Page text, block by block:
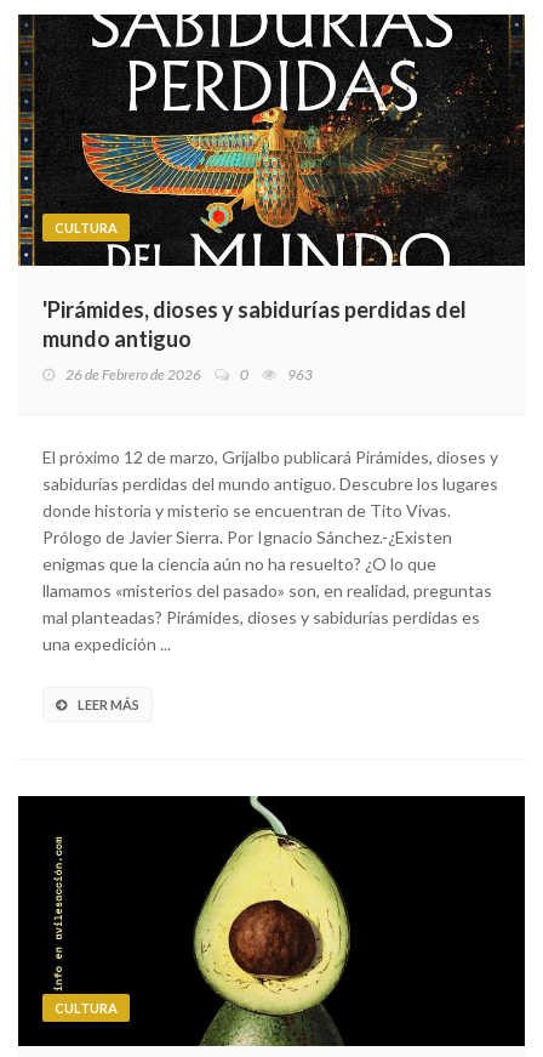
CULTURA
'Pirámides, dioses y sabidurías perdidas del
mundo antiguo
26 de Febrero de 2026 0 963
El próximo 12 de marzo, Grijalbo publicará Pirámides, dioses y
sabidurías perdidas del mundo antiguo. Descubre los lugares
donde historia y misterio se encuentran de Tito Vivas.
Prólogo de Javier Sierra. Por Ignacio Sánchez.-¿Existen
enigmas que la ciencia aún no ha resuelto? ¿O lo que
llamamos «misterios del pasado» son, en realidad, preguntas
mal planteadas? Pirámides, dioses y sabidurías perdidas es
una expedición ...
LEER MÁS
CULTURA